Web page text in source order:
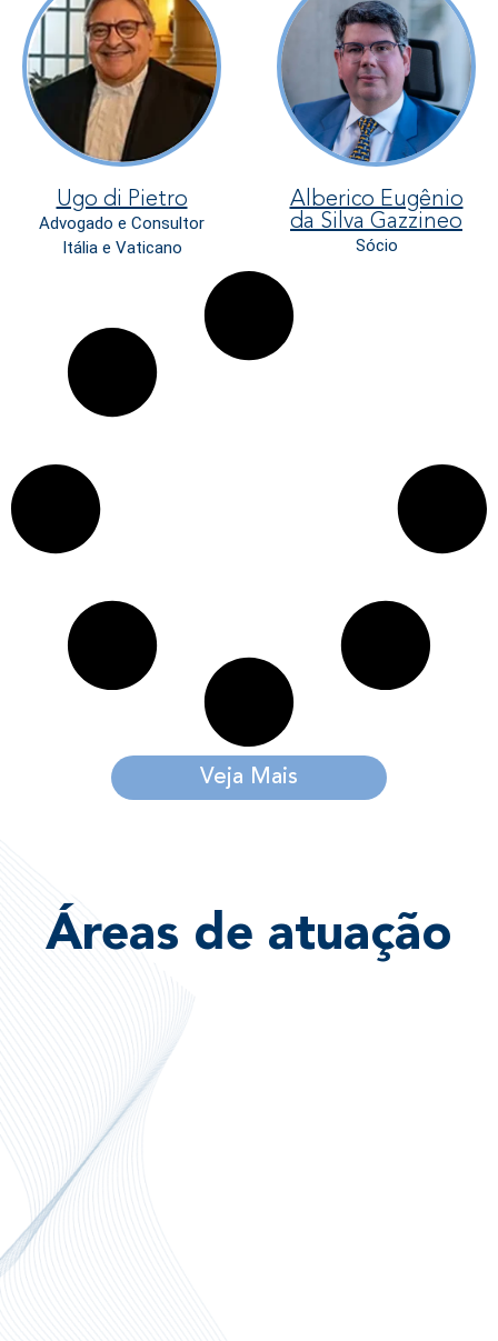
Ugo di Pietro
Advogado e Consultor
Itália e Vaticano
Alberico Eugênio
da Silva Gazzineo
Sócio
Veja Mais
Áreas de atuação